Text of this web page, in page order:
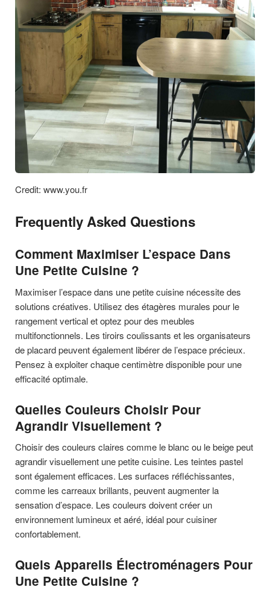
Credit: www.you.fr
Frequently Asked Questions
Comment Maximiser L’espace Dans
Une Petite Cuisine ?
Maximiser l’espace dans une petite cuisine nécessite des
solutions créatives. Utilisez des étagères murales pour le
rangement vertical et optez pour des meubles
multifonctionnels. Les tiroirs coulissants et les organisateurs
de placard peuvent également libérer de l’espace précieux.
Pensez à exploiter chaque centimètre disponible pour une
efficacité optimale.
Quelles Couleurs Choisir Pour
Agrandir Visuellement ?
Choisir des couleurs claires comme le blanc ou le beige peut
agrandir visuellement une petite cuisine. Les teintes pastel
sont également efficaces. Les surfaces réfléchissantes,
comme les carreaux brillants, peuvent augmenter la
sensation d’espace. Les couleurs doivent créer un
environnement lumineux et aéré, idéal pour cuisiner
confortablement.
Quels Appareils Électroménagers Pour
Une Petite Cuisine ?